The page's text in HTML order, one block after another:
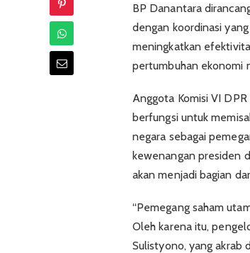
BP Danantara
dengan koordinasi
meningkatkan
pertumbuhan ekonomi
Anggota Komisi VI
berfungsi untuk
negara sebagai
kewenangan presiden
akan menjadi bagian
“Pemegang saham
Oleh karena itu,
Sulistyono, yang akrab